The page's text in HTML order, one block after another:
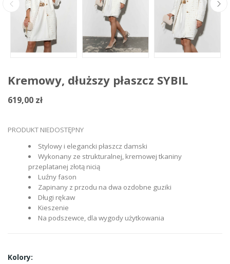
Kremowy, dłuższy płaszcz SYBIL
619,00 zł
PRODUKT NIEDOSTĘPNY
Stylowy i elegancki płaszcz damski
Wykonany ze strukturalnej, kremowej tkaniny
przeplatanej złotą nicią
Luźny fason
Zapinany z przodu na dwa ozdobne guziki
Długi rękaw
Kieszenie
Na podszewce, dla wygody użytkowania
Kolory: